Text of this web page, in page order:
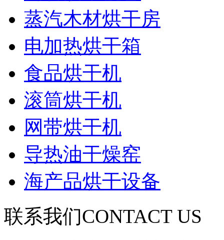
蒸汽木材烘干房
电加热烘干箱
食品烘干机
滚筒烘干机
网带烘干机
导热油干燥窑
海产品烘干设备
联系我们CONTACT US